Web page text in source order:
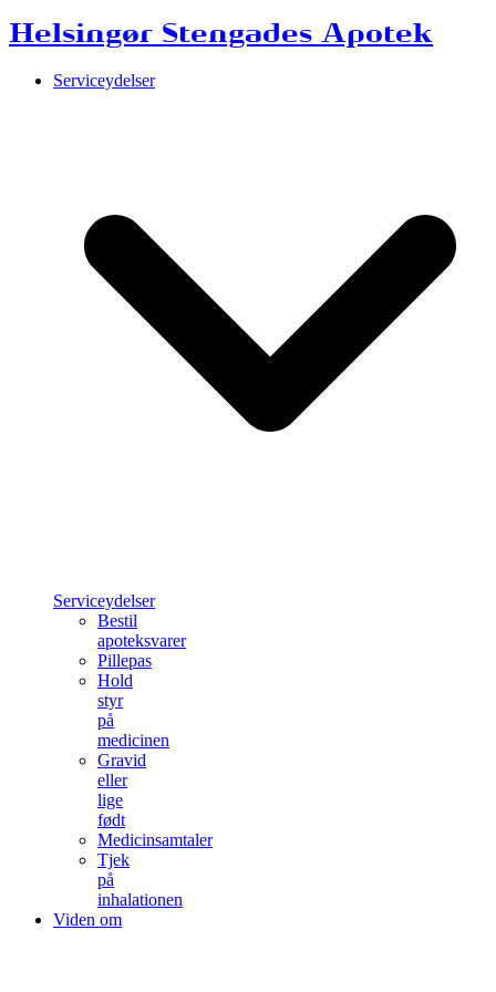
Helsingør Stengades Apotek
Serviceydelser
Serviceydelser
Bestil
apoteksvarer
Pillepas
Hold
styr
på
medicinen
Gravid
eller
lige
født
Medicinsamtaler
Tjek
på
inhalationen
Viden om